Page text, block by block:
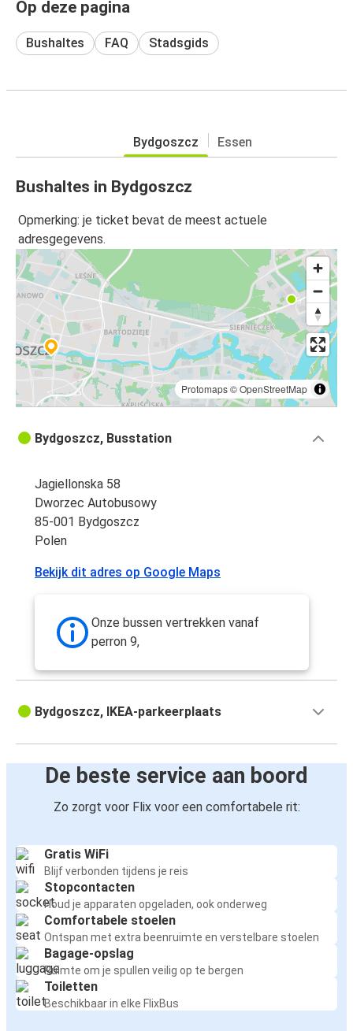
Op deze pagina
Bushaltes FAQ Stadsgids
Bydgoszcz Essen
Bushaltes in Bydgoszcz
Opmerking: je ticket bevat de meest actuele
adresgegevens.
Protomaps©OpenStreetMap
Bydgoszcz, Busstation
Jagiellonska 58
Dworzec Autobusowy
85-001 Bydgoszcz
Polen
Bekijk dit adres op Google Maps
Onze bussen vertrekken vanaf
perron 9,
Bydgoszcz, IKEA-parkeerplaats
De beste service aan boord
Zo zorgt voor Flix voor een comfortabele rit:
Gratis WiFi
Blijf verbonden tijdens je reis
Stopcontacten
Houd je apparaten opgeladen, ook onderweg
Comfortabele stoelen
Ontspan met extra beenruimte en verstelbare stoelen
Bagage-opslag
Ruimte om je spullen veilig op te bergen
Toiletten
Beschikbaar in elke FlixBus